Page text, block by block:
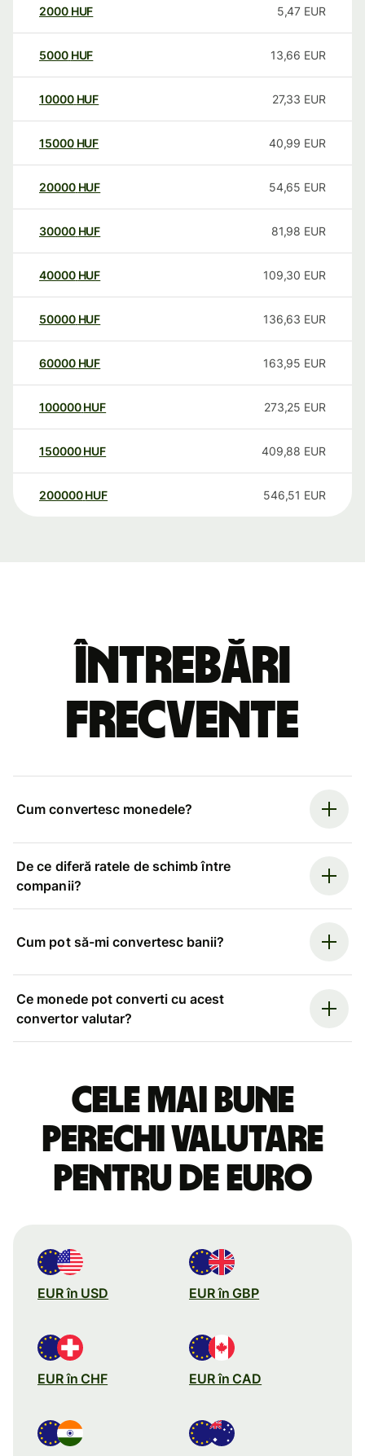
2000 HUF 5,47 EUR
5000 HUF 13,66 EUR
10000 HUF 27,33 EUR
15000 HUF 40,99 EUR
20000 HUF 54,65 EUR
30000 HUF 81,98 EUR
40000 HUF 109,30 EUR
50000 HUF 136,63 EUR
60000 HUF 163,95 EUR
100000 HUF 273,25 EUR
150000 HUF 409,88 EUR
200000 HUF 546,51 EUR
Întrebări
frecvente
Cum convertesc monedele?
De ce diferă ratele de schimb între
companii?
Cum pot să-mi convertesc banii?
Ce monede pot converti cu acest
convertor valutar?
Cele mai bune
perechi valutare
pentru de euro
EUR în USD EUR în GBP
EUR în CHF EUR în CAD